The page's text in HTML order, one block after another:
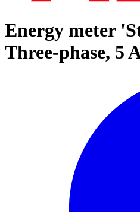
Energy meter
Three-phase, 5